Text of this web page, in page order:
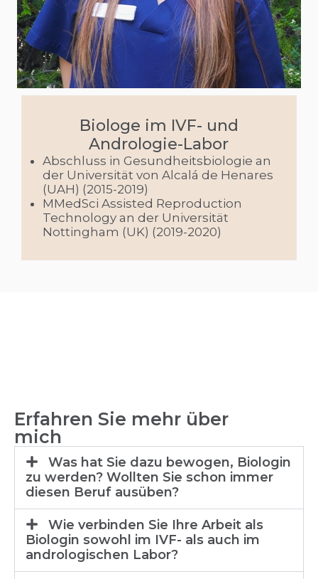
Biologe im IVF- und
Andrologie-Labor
Abschluss in Gesundheitsbiologie an
der Universität von Alcalá de Henares
(UAH) (2015-2019)
MMedSci Assisted Reproduction
Technology an der Universität
Nottingham (UK) (2019-2020)
Erfahren Sie mehr über
mich
Was hat Sie dazu bewogen, Biologin
zu werden? Wollten Sie schon immer
diesen Beruf ausüben?
Wie verbinden Sie Ihre Arbeit als
Biologin sowohl im IVF- als auch im
andrologischen Labor?